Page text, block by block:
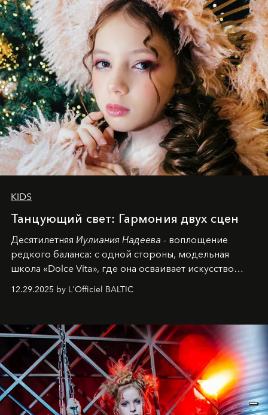
KIDS
Танцующий свет: Гармония двух сцен
Десятилетняя Иулиания Надеева - воплощение
редкого баланса: с одной стороны, модельная
школа «Dolce Vita», где она осваивает искусство
позы и образа, с другой - подготовительная
балетная студия при хореографическом училище,
танцевального пути за плечами.
12.29.2025 by L'Officiel BALTIC